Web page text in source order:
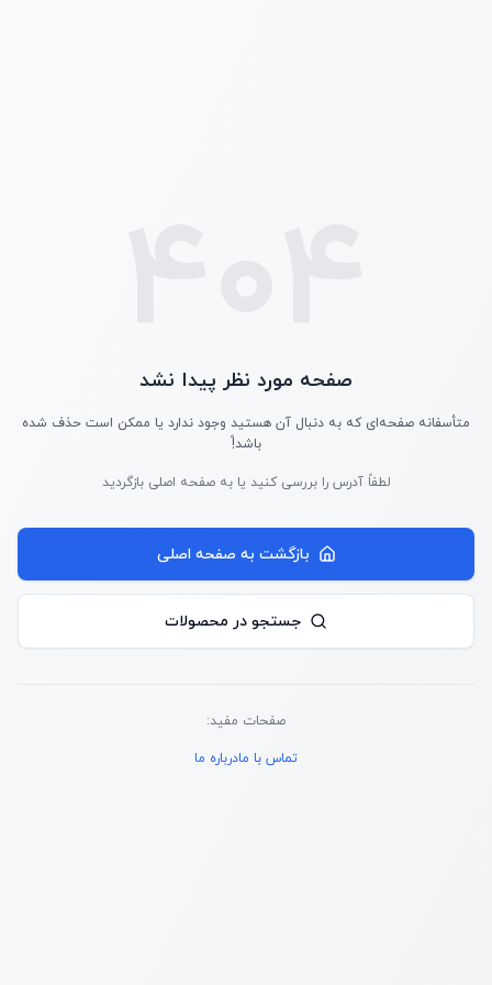
صفحه مورد نظر پیدا نشد
متأسفانه صفحه‌ای که به دنبال آن هستید وجود ندارد یا ممکن است حذف شده
باشد!ً
لطفاً آدرس را بررسی کنید یا به صفحه اصلی بازگردید
بازگشت به صفحه اصلی
جستجو در محصولات
صفحات مفید:
تماس با مادرباره ما